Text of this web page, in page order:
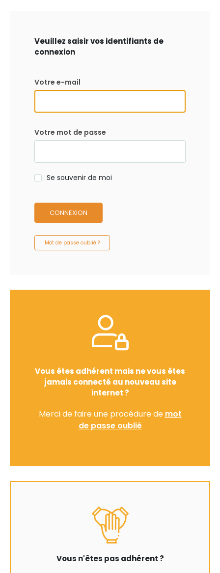
Veuillez saisir vos identifiants de
connexion
Votre e-mail
Votre mot de passe
Se souvenir de moi
CONNEXION
Mot de passe oublié ?
Vous êtes adhérent mais ne vous êtes
jamais connecté au nouveau site
internet ?
Merci de faire une procédure de mot
de passe oublié
Vous n'êtes pas adhérent ?